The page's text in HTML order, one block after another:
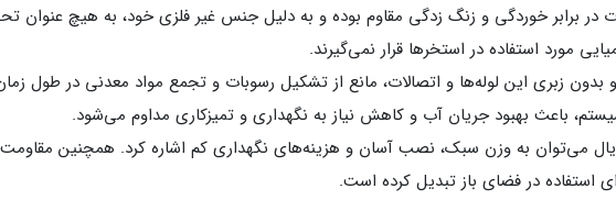
در برابر خوردگی و زنگ زدگی مقاوم بوده و به دلیل جنس غیر فلزی خود، به هیچ
مورد استفاده در استخرها قرار نمی‌گیرند.
زبری این لوله‌ها و اتصالات، مانع از تشکیل رسوبات و تجمع مواد معدنی در طول
باعث بهبود جریان آب و کاهش نیاز به نگهداری و تمیزکاری مداوم می‌شود.
استفاده در فضای باز تبدیل کرده است.